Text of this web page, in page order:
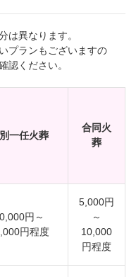
は異なります。
プランもございますの
認ください。
一任火葬
合同火
葬
円～
円程度
5,000円
～
10,000
円程度